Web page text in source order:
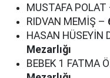
MUSTAFA POLAT
RIDVAN MEMİŞ –
HASAN HÜSEYİN
Mezarlığı
BEBEK 1 FATMA